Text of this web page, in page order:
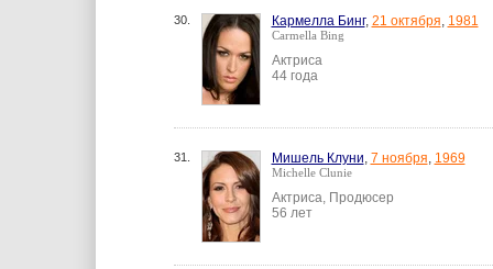
30. Кармелла Бинг, 21 октября, 1981
Carmella Bing
Актриса
44 года
31. Мишель Клуни, 7 ноября, 1969
Michelle Clunie
Актриса, Продюсер
56 лет